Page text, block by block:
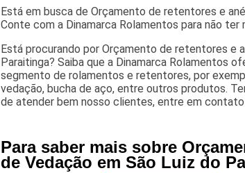
Está em busca de Orçamento de retentores e
Conte com a Dinamarca Rolamentos para não
Está procurando por Orçamento de retentores e
Paraitinga? Saiba que a Dinamarca Rolamentos
segmento de rolamentos e retentores, por
vedação, bucha de aço, entre outros produtos.
de atender bem nosso clientes, entre em contato
Para saber mais sobre
de Vedação em São Luiz do